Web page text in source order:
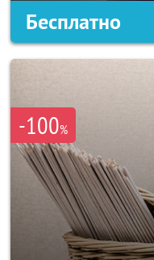
Бесплатно
-100%